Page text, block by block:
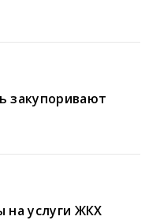
закупоривают
на услуги ЖКХ